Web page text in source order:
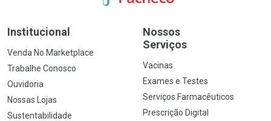
Institucional
Venda No Marketplace
Trabalhe Conosco
Ouvidoria
Nossas Lojas
Sustentabilidade
Nossos
Serviços
Vacinas
Exames e Testes
Serviços Farmacêuticos
Prescrição Digital